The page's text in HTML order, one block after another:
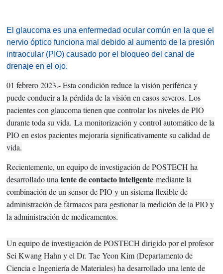
El glaucoma es una enfermedad ocular común en la que el
nervio óptico funciona mal debido al aumento de la presión
intraocular (PIO) causado por el bloqueo del canal de
drenaje en el ojo.
01 febrero 2023.- Esta condición reduce la visión periférica y
puede conducir a la pérdida de la visión en casos severos.Los
pacientes con glaucoma tienen que controlar los niveles de PIO
durante toda su vida.La monitorización y control automático de la
PIO en estos pacientes mejoraría significativamente su calidad de
vida.
Recientemente, un equipo de investigación de POSTECH ha
desarrollado unalente de contacto inteligente mediante la
combinación de un sensor de PIO y un sistema flexible de
administración de fármacos para gestionar la medición de la PIO y
la administración de medicamentos.
Un equipo de investigación de POSTECH dirigido por el profesor
Sei Kwang Hahn y el Dr. Tae Yeon Kim (Departamento de
Ciencia e Ingeniería de Materiales) ha desarrollado una lente de